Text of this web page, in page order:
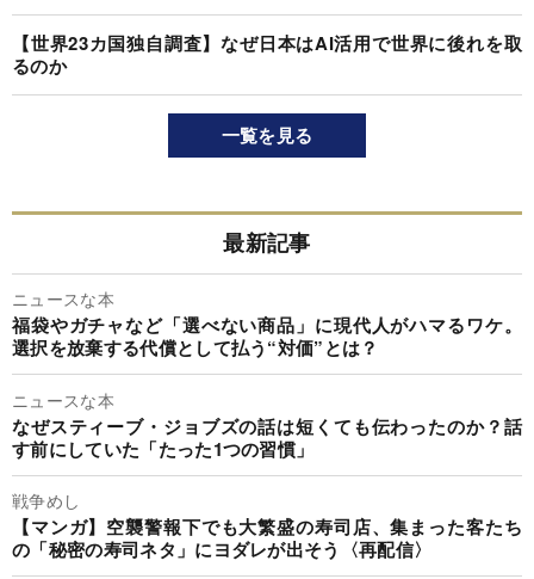
【世界23カ国独自調査】なぜ日本はAI活用で世界に後れを取
るのか
一覧を見る
最新記事
ニュースな本
福袋やガチャなど「選べない商品」に現代人がハマるワケ。
選択を放棄する代償として払う“対価”とは？
ニュースな本
なぜスティーブ・ジョブズの話は短くても伝わったのか？話
す前にしていた「たった1つの習慣」
戦争めし
【マンガ】空襲警報下でも大繁盛の寿司店、集まった客たち
の「秘密の寿司ネタ」にヨダレが出そう〈再配信〉